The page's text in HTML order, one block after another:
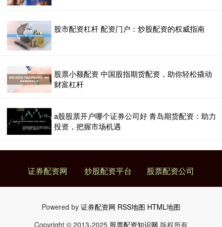
股市配资杠杆 配资门户：炒股配资的权威指南
股票小额配资 中国股指期货配资，助你轻松撬动
财富杠杆
a股股票开户哪个证券公司好 青岛期货配资：助力
投资，把握市场机遇
证券配资网 炒股配资平台 股票配资公司
Powered by 证券配资网 RSS地图 HTML地图
Copyright © 2013-2025 股票配资知识网 版权所有